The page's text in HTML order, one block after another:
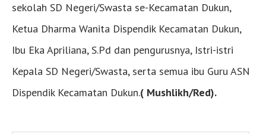
sekolah SD Negeri/Swasta se-Kecamatan Dukun,
Ketua Dharma Wanita Dispendik Kecamatan Dukun,
Ibu Eka Apriliana, S.Pd dan pengurusnya, Istri-istri
Kepala SD Negeri/Swasta, serta semua ibu Guru ASN
Dispendik Kecamatan Dukun.( Mushlikh/Red).